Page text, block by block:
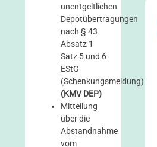
unentgeltlichen
Depotübertragungen
nach § 43
Absatz 1
Satz 5 und 6
EStG
(Schenkungsmeldung)
(KMV DEP)
Mitteilung
über die
Abstandnahme
vom